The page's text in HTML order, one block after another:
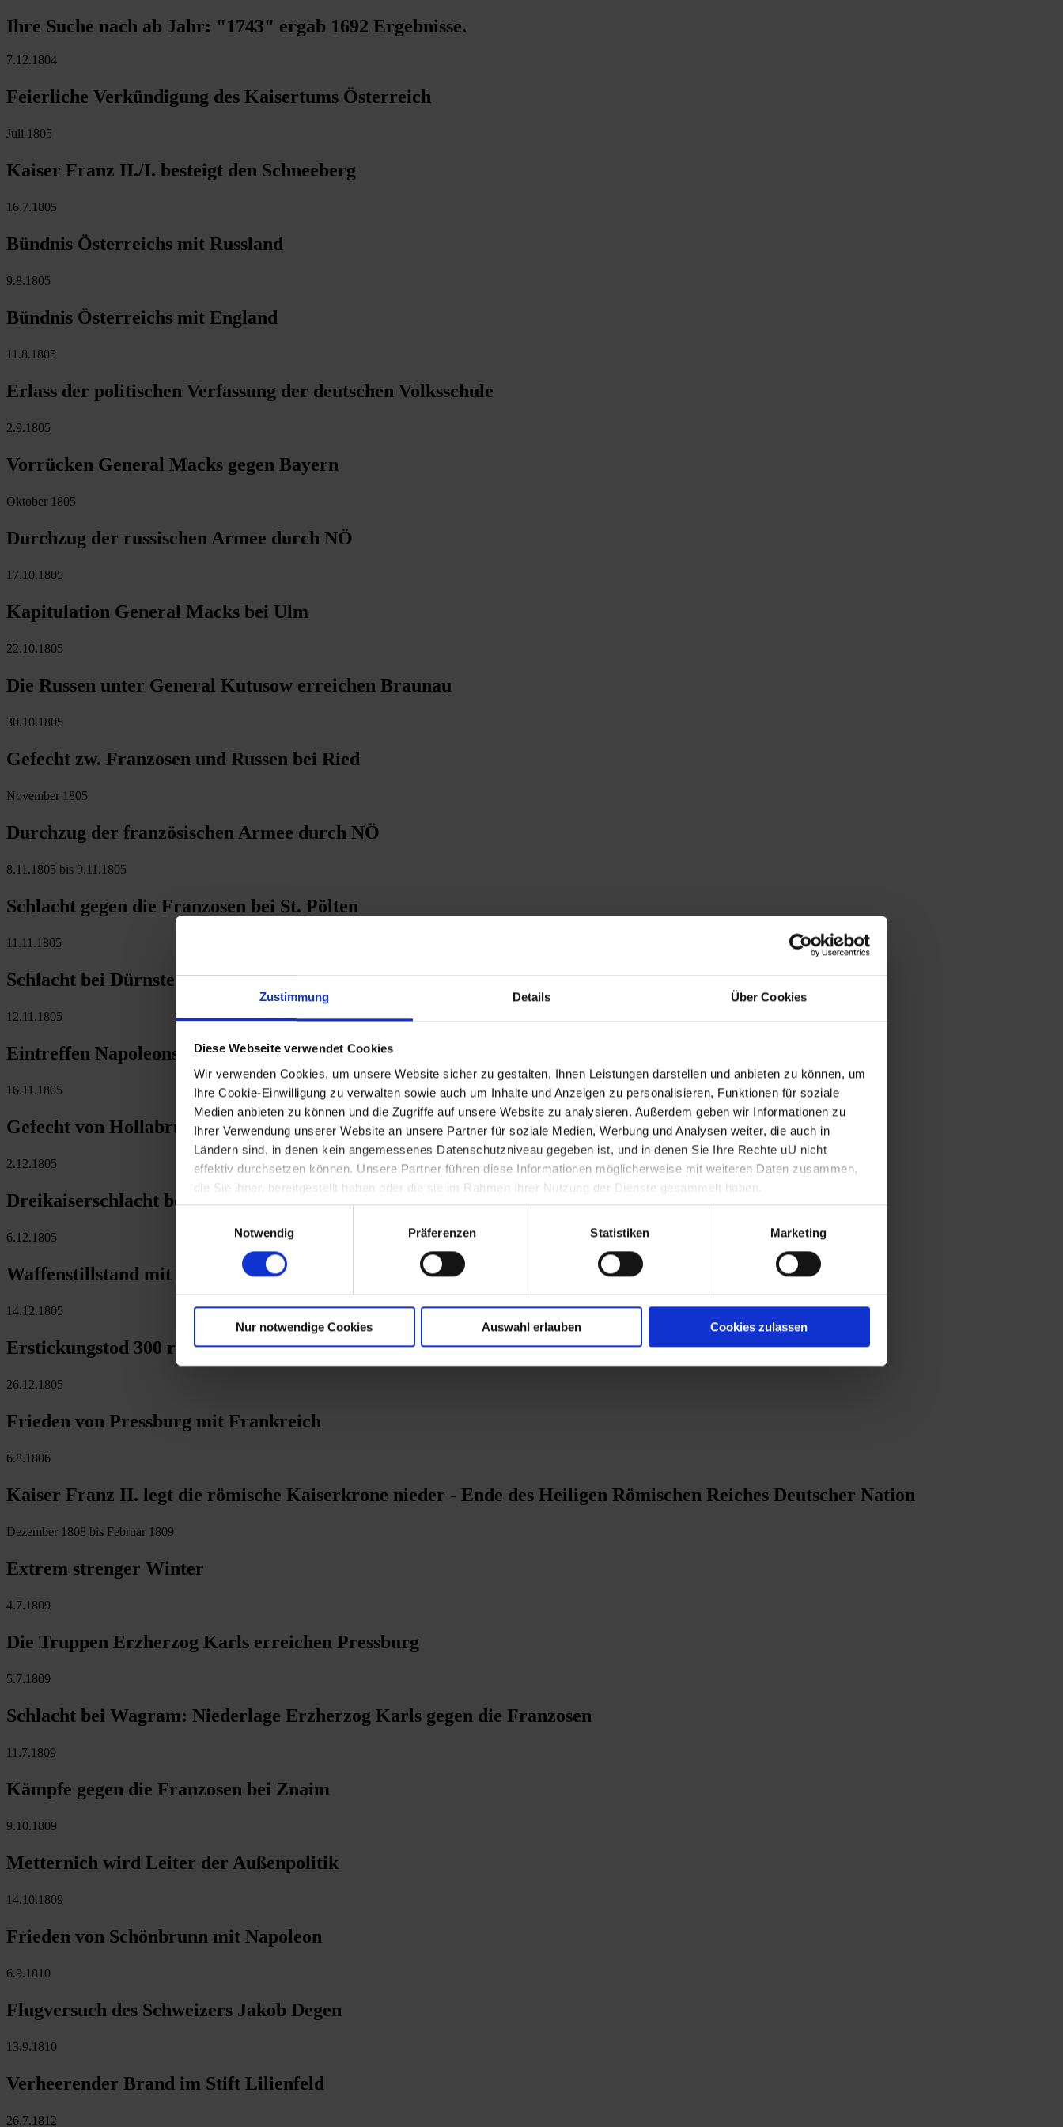
Zustimmung Details Über Cookies
Diese Webseite verwendet Cookies
Wir verwenden Cookies, um unsere Website sicher zu gestalten, Ihnen Leistungen darstellen und anbieten zu können, um
Ihre Cookie-Einwilligung zu verwalten sowie auch um Inhalte und Anzeigen zu personalisieren, Funktionen für soziale
Medien anbieten zu können und die Zugriffe auf unsere Website zu analysieren. Außerdem geben wir Informationen zu
Ihrer Verwendung unserer Website an unsere Partner für soziale Medien, Werbung und Analysen weiter, die auch in
Ländern sind, in denen kein angemessenes Datenschutzniveau gegeben ist, und in denen Sie Ihre Rechte uU nicht
effektiv durchsetzen können. Unsere Partner führen diese Informationen möglicherweise mit weiteren Daten zusammen,
die Sie ihnen bereitgestellt haben oder die sie im Rahmen Ihrer Nutzung der Dienste gesammelt haben.
Notwendig
Präferenzen Statistiken Marketing
Nur notwendige Cookies Auswahl erlauben Cookies zulassen
Ihre Suche nach ab Jahr: "1743" ergab 1692 Ergebnisse.
7.12.1804
Feierliche Verkündigung des Kaisertums Österreich
Juli 1805
Kaiser Franz II./I. besteigt den Schneeberg
16.7.1805
Bündnis Österreichs mit Russland
9.8.1805
Bündnis Österreichs mit England
11.8.1805
Erlass der politischen Verfassung der deutschen Volksschule
2.9.1805
Vorrücken General Macks gegen Bayern
Oktober 1805
Durchzug der russischen Armee durch NÖ
17.10.1805
Kapitulation General Macks bei Ulm
22.10.1805
Die Russen unter General Kutusow erreichen Braunau
30.10.1805
Gefecht zw. Franzosen und Russen bei Ried
November 1805
Durchzug der französischen Armee durch NÖ
8.11.1805 bis 9.11.1805
Schlacht gegen die Franzosen bei St. Pölten
11.11.1805
Schlacht bei Dürnstein und Loiben gegen die Franzosen
12.11.1805
Eintreffen Napoleons I. in Wien
16.11.1805
Gefecht von Hollabrunn und Schöngrabern gegen die Franzosen
2.12.1805
Dreikaiserschlacht bei Austerlitz: Sieg Napoleons I. über Zar Alexander I. und Kaiser Franz I.
6.12.1805
Waffenstillstand mit Frankreich
14.12.1805
Erstickungstod 300 russischer Gefangener im Stift Melk (begraben in Winden)
26.12.1805
Frieden von Pressburg mit Frankreich
6.8.1806
Kaiser Franz II. legt die römische Kaiserkrone nieder - Ende des Heiligen Römischen Reiches Deutscher Nation
Dezember 1808 bis Februar 1809
Extrem strenger Winter
4.7.1809
Die Truppen Erzherzog Karls erreichen Pressburg
5.7.1809
Schlacht bei Wagram: Niederlage Erzherzog Karls gegen die Franzosen
11.7.1809
Kämpfe gegen die Franzosen bei Znaim
9.10.1809
Metternich wird Leiter der Außenpolitik
14.10.1809
Frieden von Schönbrunn mit Napoleon
6.9.1810
Flugversuch des Schweizers Jakob Degen
13.9.1810
Verheerender Brand im Stift Lilienfeld
26.7.1812